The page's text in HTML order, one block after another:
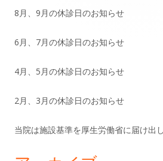
イ
ド
バ
ー
8月、9月の休診日のお知らせ
6月、7月の休診日のお知らせ
4月、5月の休診日のお知らせ
2月、3月の休診日のお知らせ
当院は施設基準を厚生労働省に届け出